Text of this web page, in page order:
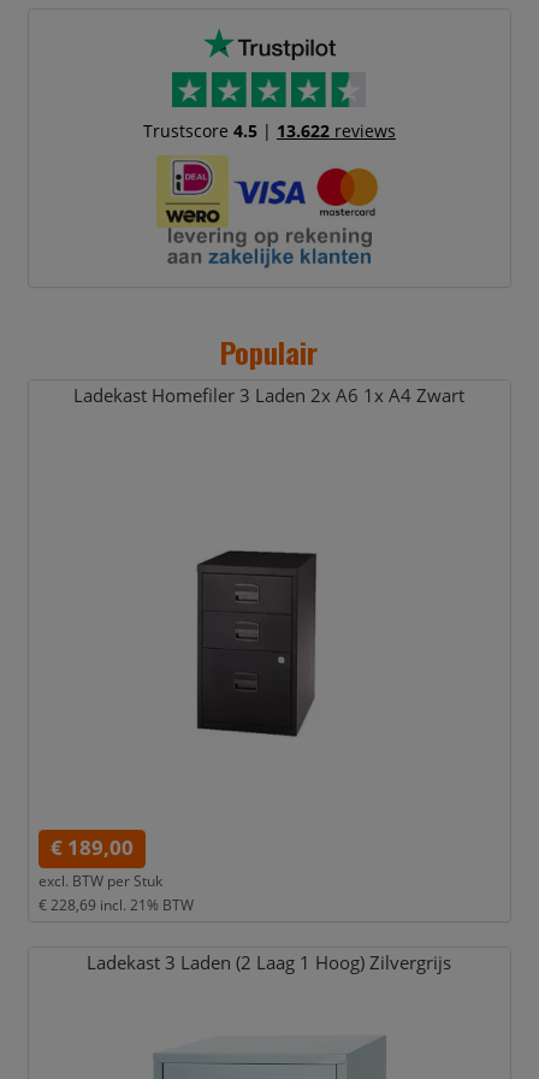
Trustscore 4.5| 13.622reviews
Populair
Ladekast Homefiler 3 Laden 2x A6 1x A4 Zwart
€ 189,00
excl. BTW per Stuk
€ 228,69 incl. 21% BTW
Ladekast 3 Laden (2 Laag 1 Hoog) Zilvergrijs